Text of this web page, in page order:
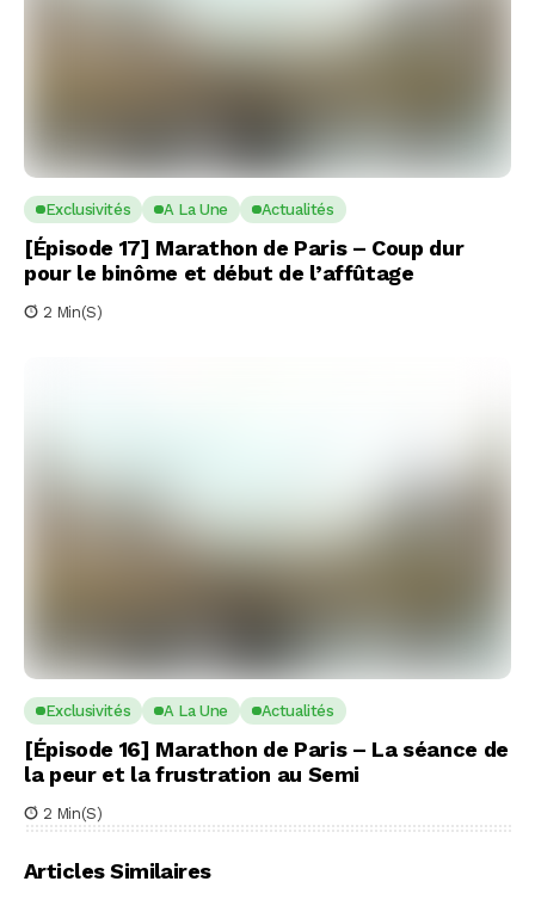
Exclusivités A La Une Actualités
[Épisode 17] Marathon de Paris – Coup dur
pour le binôme et début de l’affûtage
2 Min(s)
Exclusivités A La Une Actualités
[Épisode 16] Marathon de Paris – La séance de
la peur et la frustration au Semi
2 Min(s)
Articles Similaires